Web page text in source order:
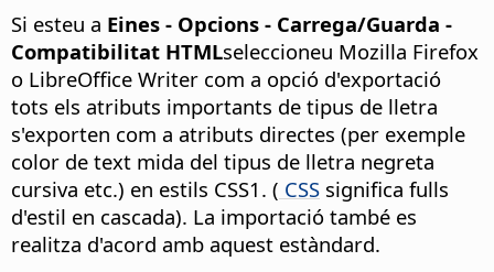
Si esteu a Eines - Opcions - Carrega/Guarda -
Compatibilitat HTMLseleccioneu Mozilla Firefox
o LibreOffice Writer com a opció d'exportació
tots els atributs importants de tipus de lletra
s'exporten com a atributs directes (per exemple
color de text mida del tipus de lletra negreta
cursiva etc.) en estils CSS1. ( CSS significa fulls
d'estil en cascada). La importació també es
realitza d'acord amb aquest estàndard.